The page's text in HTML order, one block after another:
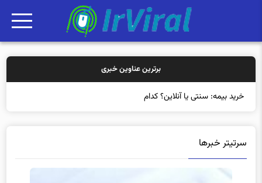
برترین عناوین خبری
خرید بیمه: سنتی یا آنلاین؟ کدامیک تجربه بهتر
سرتیتر خبرها